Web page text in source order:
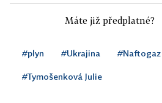
Máte již předplatné?
#plyn #Ukrajina #Naftogaz
#Tymošenková Julie